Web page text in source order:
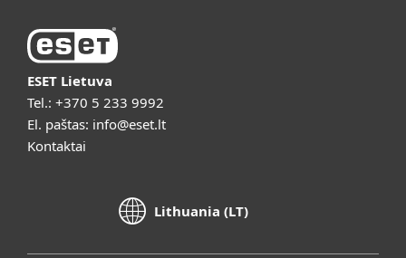
ESET Lietuva
Tel.: +370 5 233 9992
El. paštas: info@eset.lt
Kontaktai
Lithuania (LT)